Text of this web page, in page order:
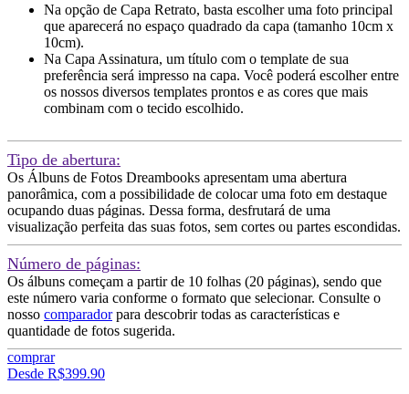
Na opção de Capa Retrato, basta escolher uma foto principal
que aparecerá no espaço quadrado da capa (tamanho 10cm x
10cm).
Na Capa Assinatura, um título com o template de sua
preferência será impresso na capa. Você poderá escolher entre
os nossos diversos templates prontos e as cores que mais
combinam com o tecido escolhido.
Tipo de abertura:
Os Álbuns de Fotos Dreambooks apresentam uma abertura
panorâmica, com a possibilidade de colocar uma foto em destaque
ocupando duas páginas. Dessa forma, desfrutará de uma
visualização perfeita das suas fotos, sem cortes ou partes escondidas.
Número de páginas:
Os álbuns começam a partir de 10 folhas (20 páginas), sendo que
este número varia conforme o formato que selecionar. Consulte o
nosso comparadorpara descobrir todas as características e
quantidade de fotos sugerida.
comprar
Desde R$399.90